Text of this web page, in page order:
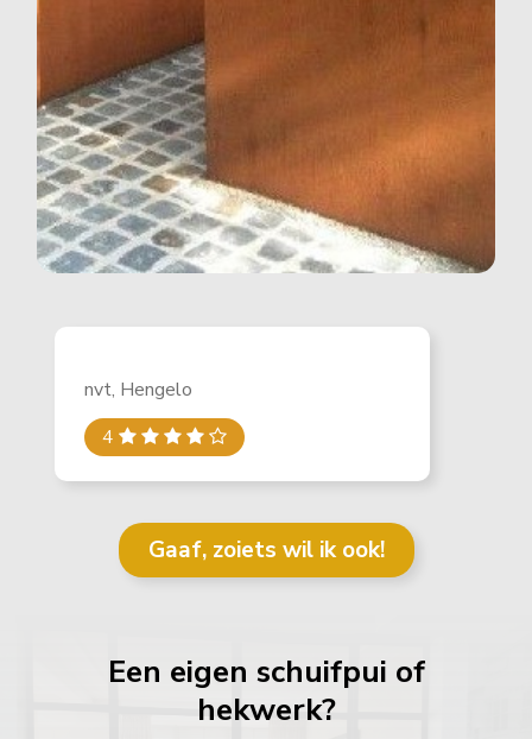
nvt, Hengelo
4
Gaaf, zoiets wil ik ook!
Een eigen schuifpui of
hekwerk?